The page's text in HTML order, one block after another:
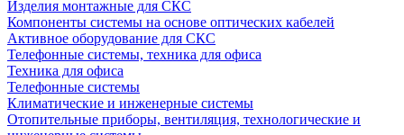
Изделия монтажные для СКС
Компоненты системы на основе оптических кабелей
Активное оборудование для СКС
Телефонные системы, техника для офиса
Техника для офиса
Телефонные системы
Климатические и инженерные системы
Отопительные приборы, вентиляция, технологические и